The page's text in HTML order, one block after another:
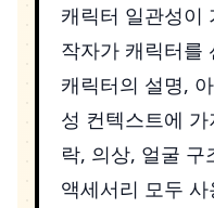
캐릭터 일관성이
작자가 캐릭터를
캐릭터의 설명,
성 컨텍스트에
락, 의상, 얼굴
액세서리 모두